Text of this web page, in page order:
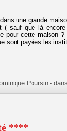
une grande
( sauf que là
pour cette maison
sont payées les
Poursin -
****